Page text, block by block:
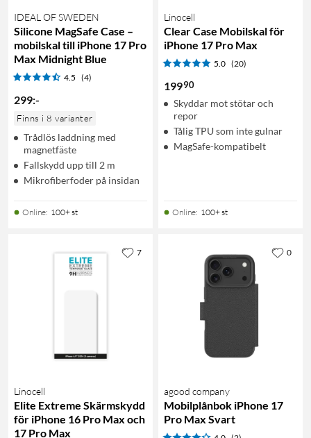
IDEAL OF SWEDEN
Silicone MagSafe Case –
mobilskal till iPhone 17 Pro
Max Midnight Blue
4.5 (4)
299:-
Finns i 8 varianter
Trådlös laddning med
magnetfäste
Fallskydd upp till 2 m
Mikrofiberfoder på insidan
Online: 100+ st
Linocell
Clear Case Mobilskal för
iPhone 17 Pro Max
5.0 (20)
19990
Skyddar mot stötar och
repor
Tålig TPU som inte gulnar
MagSafe-kompatibelt
Online: 100+ st
Linocell
Elite Extreme Skärmskydd
för iPhone 16 Pro Max och
17 Pro Max
7
agood company
Mobilplånbok iPhone 17
Pro Max Svart
0